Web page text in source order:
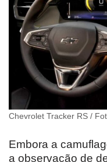
Chevrolet Tracker RS /
Embora a
a observação de